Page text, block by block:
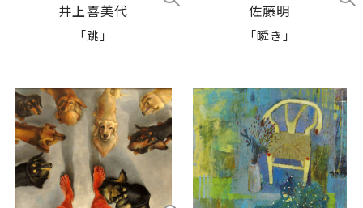
井上喜美代
「跳」
佐藤明
「瞬き」